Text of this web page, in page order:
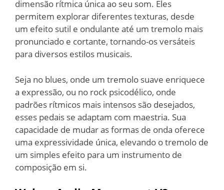
dimensão rítmica única ao seu som. Eles
permitem explorar diferentes texturas, desde
um efeito sutil e ondulante até um tremolo mais
pronunciado e cortante, tornando-os versáteis
para diversos estilos musicais.
Seja no blues, onde um tremolo suave enriquece
a expressão, ou no rock psicodélico, onde
padrões rítmicos mais intensos são desejados,
esses pedais se adaptam com maestria. Sua
capacidade de mudar as formas de onda oferece
uma expressividade única, elevando o tremolo de
um simples efeito para um instrumento de
composição em si.